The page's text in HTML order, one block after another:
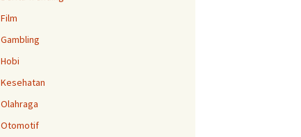
Film
Gambling
Hobi
Kesehatan
Olahraga
Otomotif